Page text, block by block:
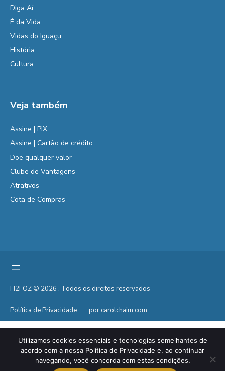
Diga Aí
É da Vida
Vidas do Iguaçu
História
Cultura
Veja também
Assine | PIX
Assine | Cartão de crédito
Doe qualquer valor
Clube de Vantagens
Atrativos
Cota de Compras
H2FOZ © 2026 . Todos os direitos reservados
Política de Privacidade por carolchaim.com
Utilizamos cookies essenciais e tecnologias semelhantes de
acordo com a nossa Política de Privacidade e, ao continuar
navegando, você concorda com estas condições.